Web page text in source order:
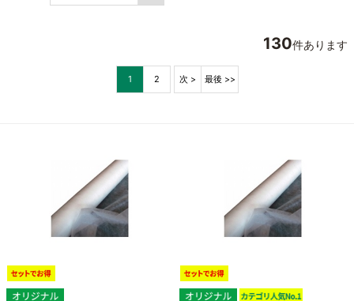
130件あります
1 2 次 > 最後 >>